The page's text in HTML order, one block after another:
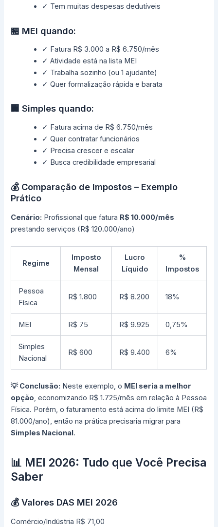
✓ Tem muitas despesas dedutíveis
🏪 MEI quando:
✓ Fatura R$ 3.000 a R$ 6.750/mês
✓ Atividade está na lista MEI
✓ Trabalha sozinho (ou 1 ajudante)
✓ Quer formalização rápida e barata
🏢 Simples quando:
✓ Fatura acima de R$ 6.750/mês
✓ Quer contratar funcionários
✓ Precisa crescer e escalar
✓ Busca credibilidade empresarial
💰 Comparação de Impostos – Exemplo
Prático
Cenário: Profissional que fatura R$ 10.000/mês
prestando serviços (R$ 120.000/ano)
Regime
Imposto
Mensal
Lucro
Líquido
%
Impostos
Pessoa
Física
R$ 1.800 R$ 8.200 18%
MEI R$ 75 R$ 9.925 0,75%
Simples
Nacional
R$ 600 R$ 9.400 6%
💡 Conclusão: Neste exemplo, o MEI seria a melhor
opção, economizando R$ 1.725/mês em relação à Pessoa
Física. Porém, o faturamento está acima do limite MEI (R$
81.000/ano), então na prática precisaria migrar para
Simples Nacional.
📊 MEI 2026: Tudo que Você Precisa
Saber
💰 Valores DAS MEI 2026
Comércio/Indústria R$ 71,00